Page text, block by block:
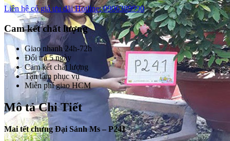
Liên hệ có giá ưu đãiHotline: 0906389990
Cam kết chất lượng
Giao nhanh 24h-72h
Đổi trả 5 ngày
Cam kết chất lượng
Tận tâm phục vụ
Miễn phí giao HCM
Mô tả Chi Tiết
Mai tết chưng Đại Sảnh Ms – P241